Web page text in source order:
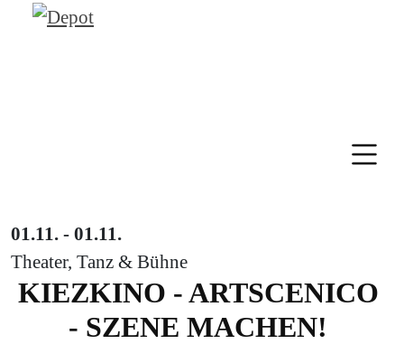
01.11. - 01.11.
Theater, Tanz & Bühne
KIEZKINO - ARTSCENICO
- SZENE MACHEN!